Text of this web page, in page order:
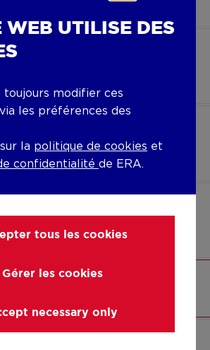
immobilier
Projet
WEB UTILISE DES
toujours modifier ces
les préférences des
la politique de cookies et
confidentialité de ERA.
tous les cookies
Gérer les cookies
necessary only